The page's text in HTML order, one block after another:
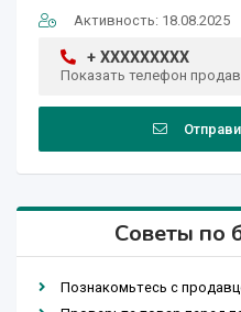
Активность: 18.08.2025
+ XXXXXXXXX
Показать телефон
Советы по
Познакомьтесь с